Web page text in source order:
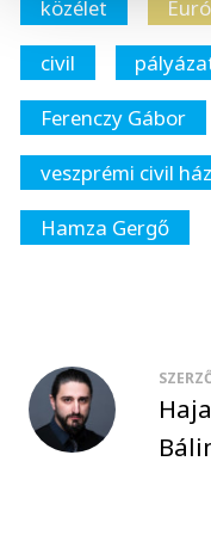
közélet
civil
Ferenczy Gábor
veszprémi civil ház
Hamza Gergő